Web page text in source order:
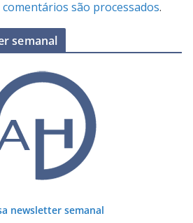
são processados.
semanal
newsletter semanal